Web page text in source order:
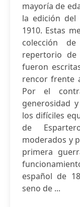
mayoría de
la edición del
1910. Estas
colección
repertorio de
fueron
rencor frente
Por el
generosidad
los difíciles
de
moderados y
primera
español de
seno de ...